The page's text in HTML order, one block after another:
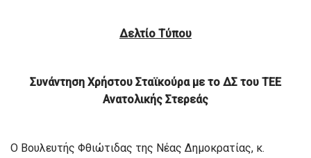
Δελτίο Τύπου
Συνάντηση Χρήστου Σταϊκούρα με το ΔΣ του ΤΕΕ
Ανατολικής Στερεάς
Ο Βουλευτής Φθιώτιδας της Νέας Δημοκρατίας, κ.